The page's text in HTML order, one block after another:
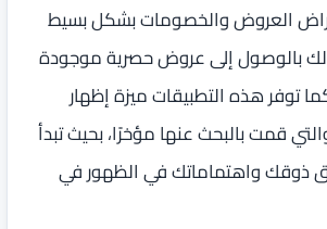
العروض والخصومات بشكل بسيط
بالوصول إلى عروض حصرية موجودة
توفر هذه التطبيقات ميزة إظهار
قمت بالبحث عنها مؤخرًا، بحيث تبدأ
ذوقك واهتماماتك في الظهور في